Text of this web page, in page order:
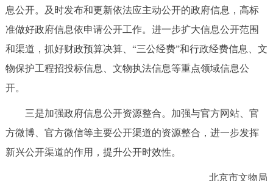
息公开。及时发布和更新依法应主动公开的政府信息，高标
准做好政府信息依申请公开工作。进一步扩大信息公开范围
和渠道，抓好财政预算决算、“三公经费”和行政经费信息、文
物保护工程招投标信息、文物执法信息等重点领域信息公
开。
三是加强政府信息公开资源整合。加强与官方网站、官
方微博、官方微信等主要公开渠道的资源整合，进一步发挥
新兴公开渠道的作用，提升公开时效性。
北京市文物局